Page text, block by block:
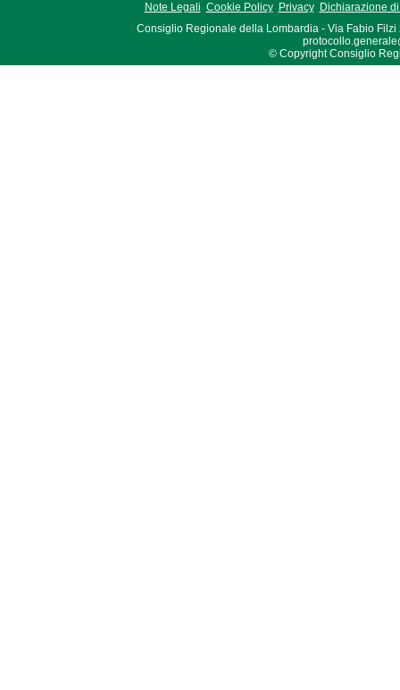
Note Legali Cookie Policy Privacy
Dichiarazione
Consiglio Regionale della Lombardia - Via Fabio Filzi
© Copyright Consiglio